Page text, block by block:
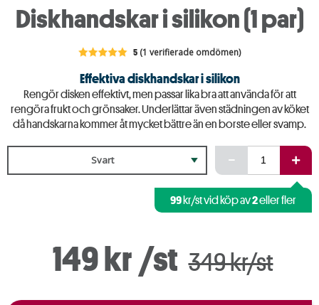
Diskhandskar i silikon (1 par)
5 (1 verifierade omdömen)
Effektiva diskhandskar i silikon
Rengör disken effektivt, men passar lika bra att använda för att
rengöra frukt och grönsaker. Underlättar även städningen av köket
då handskarna kommer åt mycket bättre än en borste eller svamp.
Svart
99kr/st vid köp av2eller fler
149 kr /st 349 kr/st